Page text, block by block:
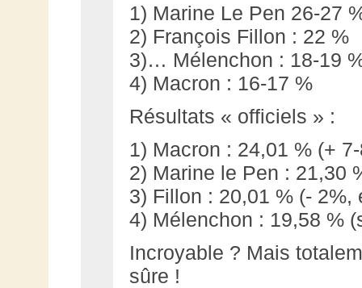
1) Marine Le Pen 26-27
2) François Fillon : 22 %
3)… Mélenchon : 18-19
4) Macron : 16-17 %
Résultats « officiels » :
1) Macron : 24,01 % (+
2) Marine le Pen : 21,30
3) Fillon : 20,01 % (-
4) Mélenchon : 19,58 %
Incroyable ? Mais
sûre !